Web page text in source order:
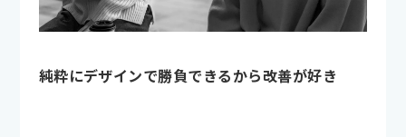
純粋にデザインで勝負できるから改善が好き